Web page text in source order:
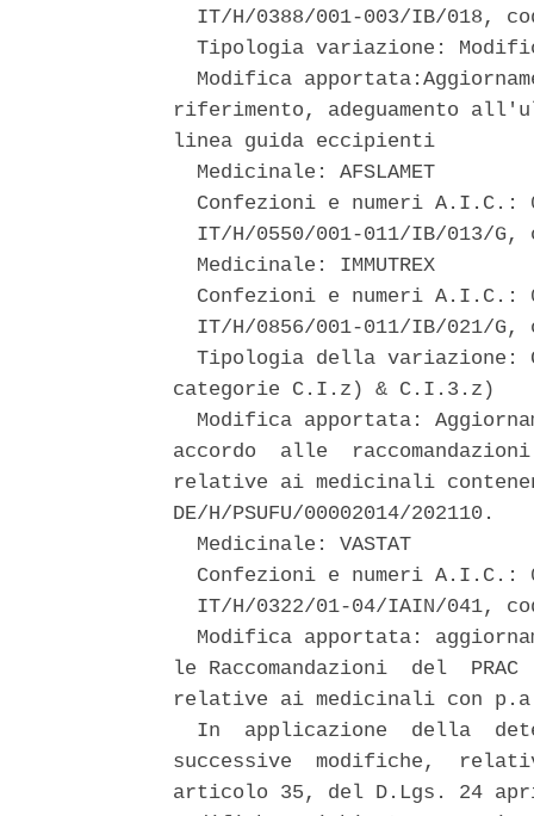
IT/H/0388/001-003/IB/018,
Tipologia variazione:
Modifica
riferimento, adeguamento
linea guida eccipienti
  Medicinale: AFSLAMET
Confezioni e numeri A.I.C.:
IT/H/0550/001-011/IB/013/
  Medicinale: IMMUTREX
Confezioni e numeri A.I.C.:
IT/H/0856/001-011/IB/021/
Tipologia della variazione:
categorie C.I.z) & C.I.3.z)
Modifica apportata:
accordo  alle  raccomandazioni
relative ai medicinali
DE/H/PSUFU/00002014/202110.
  Medicinale: VASTAT
Confezioni e numeri A.I.C.:
IT/H/0322/01-04/IAIN/041,
Modifica apportata:
le Raccomandazioni  del
relative ai medicinali con
In  applicazione  della
successive  modifiche,
articolo 35, del D.Lgs. 24